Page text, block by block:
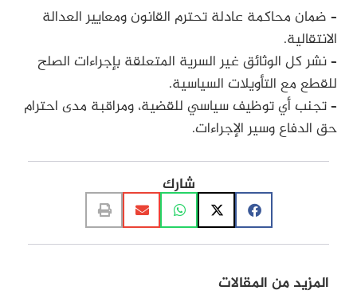
– ضمان محاكمة عادلة تحترم القانون ومعايير العدالة
الانتقالية.
– نشر كل الوثائق غير السرية المتعلقة بإجراءات الصلح
للقطع مع التأويلات السياسية.
– تجنب أي توظيف سياسي للقضية، ومراقبة مدى احترام
حق الدفاع وسير الإجراءات.
شارك
المزيد من المقالات